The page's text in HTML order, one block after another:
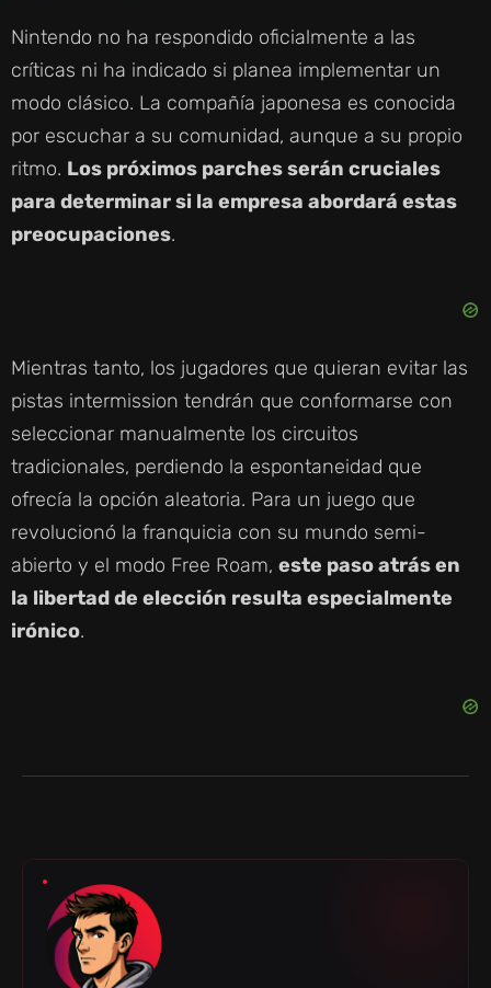
Nintendo no ha respondido oficialmente a las
críticas ni ha indicado si planea implementar un
modo clásico. La compañía japonesa es conocida
por escuchar a su comunidad, aunque a su propio
ritmo. Los próximos parches serán cruciales
para determinar si la empresa abordará estas
preocupaciones.
Mientras tanto, los jugadores que quieran evitar las
pistas intermission tendrán que conformarse con
seleccionar manualmente los circuitos
tradicionales, perdiendo la espontaneidad que
ofrecía la opción aleatoria. Para un juego que
revolucionó la franquicia con su mundo semi-
abierto y el modo Free Roam, este paso atrás en
la libertad de elección resulta especialmente
irónico.